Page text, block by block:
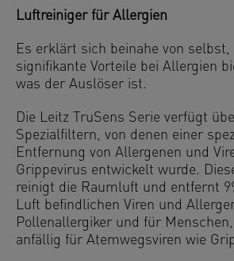
Luftreiniger für Allergien
Es erklärt sich beinahe von
signifikante Vorteile bei Allergien
was der Auslöser ist.
Die Leitz TruSens Serie verfügt
Spezialfiltern, von denen einer
Entfernung von Allergenen und
Grippevirus entwickelt wurde.
reinigt die Raumluft und entfernt
Luft befindlichen Viren und
Pollenallergiker und für
anfällig für Atemwegsviren wie